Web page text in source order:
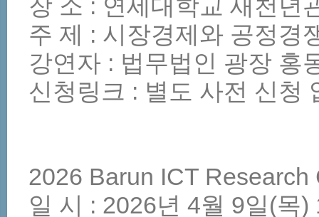
장 소 : 연세대학교 새천년
주 제 : 시장경제와 공정경
강연자 : 법무법인 광장 홍
신청링크 : 별도 사전 신청
2026 Barun ICT Research
일 시 : 2026년 4월 9일(목)